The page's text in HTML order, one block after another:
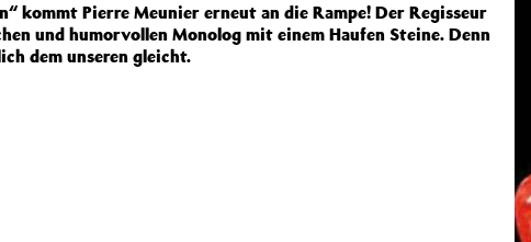
kommt Pierre Meunier erneut an die Rampe! Der Regisseur
und humorvollen Monolog mit einem Haufen Steine. Denn
dem unseren gleicht.